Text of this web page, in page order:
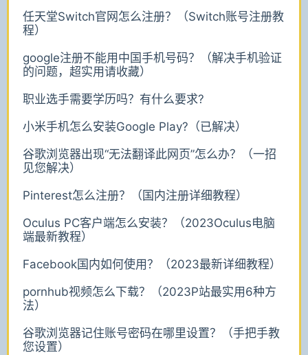
任天堂Switch官网怎么注册？（Switch账号注册教
程）
google注册不能用中国手机号码？（解决手机验证
的问题，超实用请收藏）
职业选手需要学历吗？有什么要求?
小米手机怎么安装Google Play?（已解决）
谷歌浏览器出现“无法翻译此网页”怎么办？（一招
见您解决）
Pinterest怎么注册？（国内注册详细教程）
Oculus PC客户端怎么安装？（2023Oculus电脑
端最新教程）
Facebook国内如何使用？（2023最新详细教程）
pornhub视频怎么下载？（2023P站最实用6种方
法）
谷歌浏览器记住账号密码在哪里设置？（手把手教
您设置）